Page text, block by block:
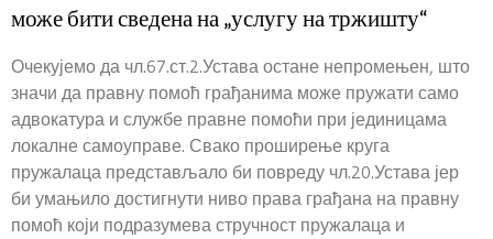
може бити сведена на „услугу на тржишту“
Очекујемо да чл.67.ст.2.Устава остане непромењен, што
значи да правну помоћ грађанима може пружати само
адвокатура и службе правне помоћи при јединицама
локалне самоуправе. Свако проширење круга
пружалаца представљало би повреду чл.20.Устава јер
би умањило достигнути ниво права грађана на правну
помоћ који подразумева стручност пружалаца и